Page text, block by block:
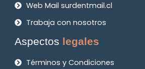
Web Mail surdentmail.cl
Trabaja con nosotros
Aspectos legales
Términos y Condiciones